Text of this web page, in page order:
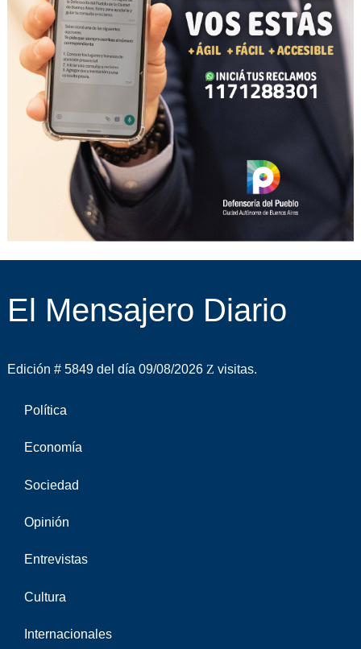
El Mensajero Diario
Edición # 5849 del día 09/08/2026 visitas.
Política
Economía
Sociedad
Opinión
Entrevistas
Cultura
Internacionales